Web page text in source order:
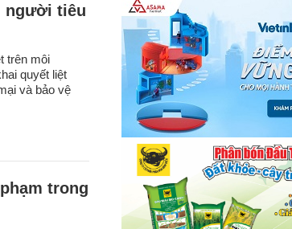
người tiêu
trên môi
quyết liệt
và bảo vệ
trong